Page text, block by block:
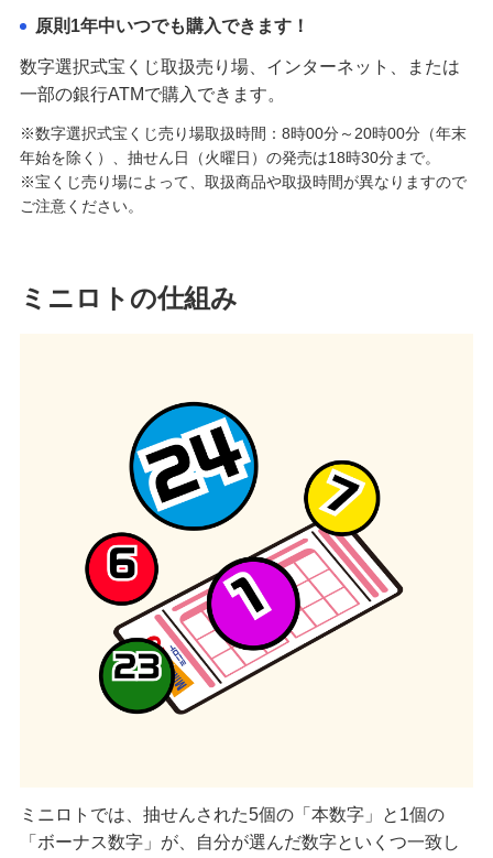
原則1年中いつでも購入できます！
数字選択式宝くじ取扱売り場、インターネット、または
一部の銀行ATMで購入できます。
※数字選択式宝くじ売り場取扱時間：8時00分～20時00分（年末
年始を除く）、抽せん日（火曜日）の発売は18時30分まで。
※宝くじ売り場によって、取扱商品や取扱時間が異なりますので
ご注意ください。
ミニロトの仕組み
ミニロトでは、抽せんされた5個の「本数字」と1個の
「ボーナス数字」が、自分が選んだ数字といくつ一致し